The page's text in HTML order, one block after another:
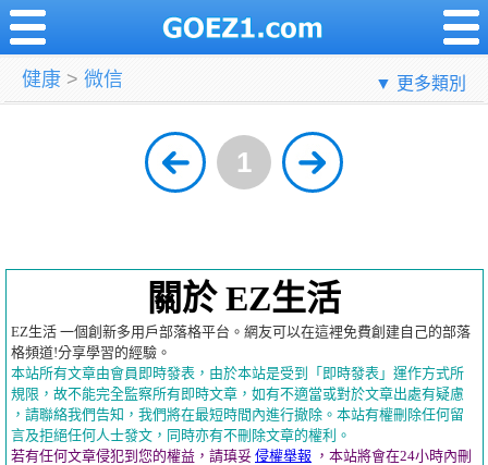
健康 > 微信 ▼ 更多類別
1
關於 EZ生活
EZ生活 一個創新多用戶部落格平台。網友可以在這裡免費創建自己的部落
格頻道!分享學習的經驗。
本站所有文章由會員即時發表，由於本站是受到「即時發表」運作方式所
規限，故不能完全監察所有即時文章，如有不適當或對於文章出處有疑慮
，請聯絡我們告知，我們將在最短時間內進行撤除。本站有權刪除任何留
言及拒絕任何人士發文，同時亦有不刪除文章的權利。
若有任何文章侵犯到您的權益，請瑱妥 侵權舉報 ，本站將會在24小時內刪